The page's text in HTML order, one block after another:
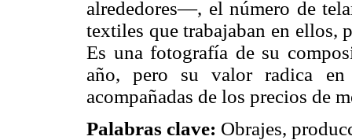
alrededores—, el número de
textiles que trabajaban en ellos,
Es una fotografía de su
año, pero su valor radica en
acompañadas de los precios de
Palabras clave: Obrajes,